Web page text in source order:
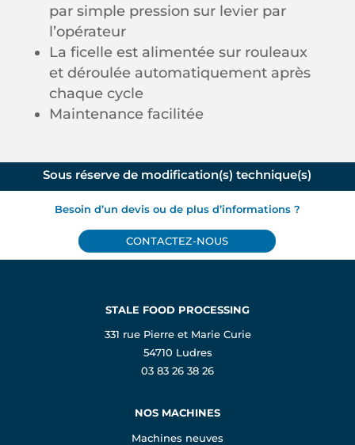
parsimple pression sur levier par
l’opérateur
La ficelle est alimentée sur rouleaux
et déroulée automatiquement après
chaque cycle
Maintenance facilitée
Sous réserve de modification(s) technique(s)
Besoin d’un devis ou de plus d’informations ?
CONTACTEZ-NOUS
STALE FOOD PROCESSING
331 rue Pierre et Marie Curie
54710 Ludres
03 83 26 38 26
NOS MACHINES
Machines neuves